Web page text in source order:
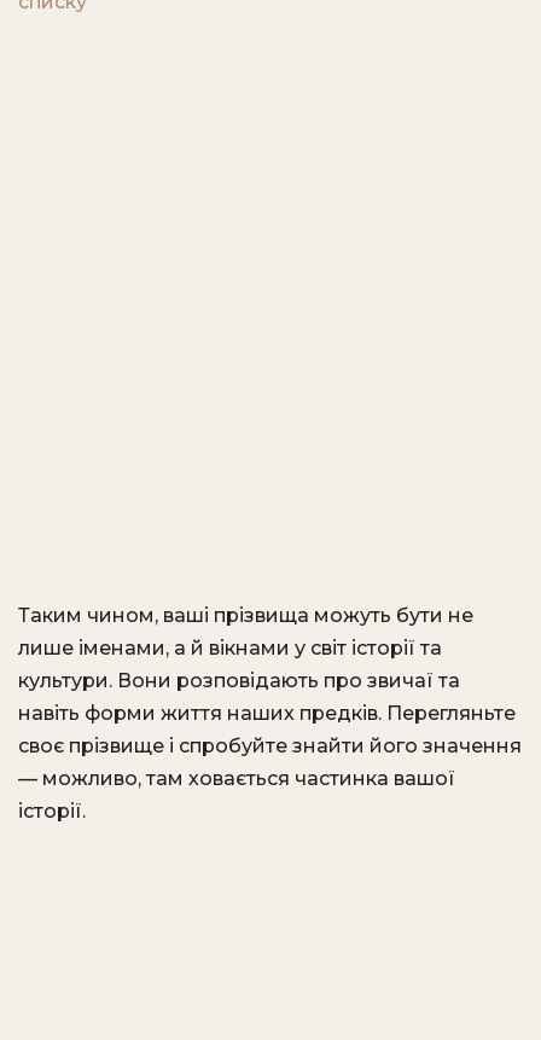
Таким чином, ваші прізвища можуть бути не
лише іменами, а й вікнами у світ історії та
культури. Вони розповідають про звичаї та
навіть форми життя наших предків. Перегляньте
своє прізвище і спробуйте знайти його значення
— можливо, там ховається частинка вашої
історії.